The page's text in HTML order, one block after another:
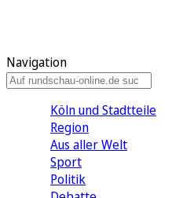
Navigation
Köln und Stadtteile
Region
Aus aller Welt
Sport
Politik